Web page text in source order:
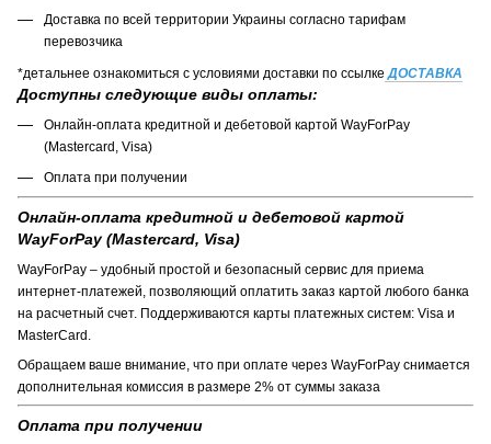
Доставка по всей территории Украины согласно тарифам
перевозчика
*детальнее ознакомиться с условиями доставки по ссылке ДОСТАВКА
Доступны следующие виды оплаты:
Онлайн-оплата кредитной и дебетовой картой WayForPay
(Mastercard, Visa)
Оплата при получении
Онлайн-оплата кредитной и дебетовой картой
WayForPay (Mastercard, Visa)
WayForPay – удобный простой и безопасный сервис для приема
интернет-платежей, позволяющий оплатить заказ картой любого банка
на расчетный счет. Поддерживаются карты платежных систем: Visa и
MasterCard.
Обращаем ваше внимание, что при оплате через WayForPay снимается
дополнительная комиссия в размере 2% от суммы заказа
Оплата при получении